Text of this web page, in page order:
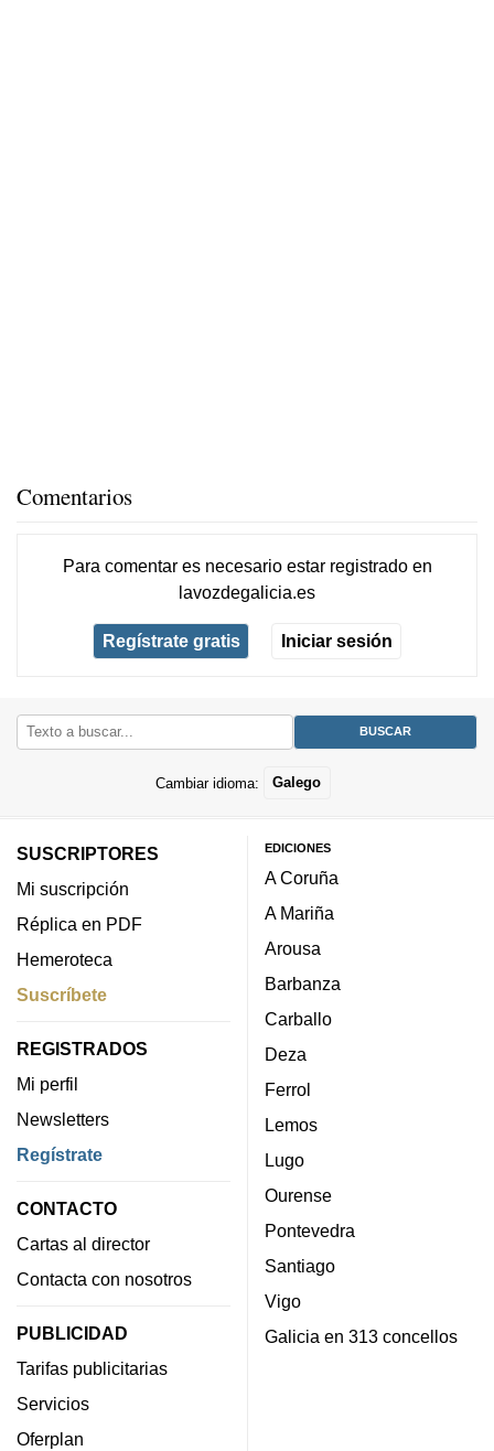
Comentarios
Para comentar es necesario estar registradoen
lavozdegalicia.es
Regístrate gratis Iniciar sesión
Cambiar idioma: Galego
SUSCRIPTORES
Mi suscripción
Réplica en PDF
Hemeroteca
Suscríbete
REGISTRADOS
Mi perfil
Newsletters
Regístrate
CONTACTO
Cartas al director
Contacta con nosotros
PUBLICIDAD
Tarifas publicitarias
Servicios
Oferplan
EDICIONES
A Coruña
A Mariña
Arousa
Barbanza
Carballo
Deza
Ferrol
Lemos
Lugo
Ourense
Pontevedra
Santiago
Vigo
Galicia en 313 concellos